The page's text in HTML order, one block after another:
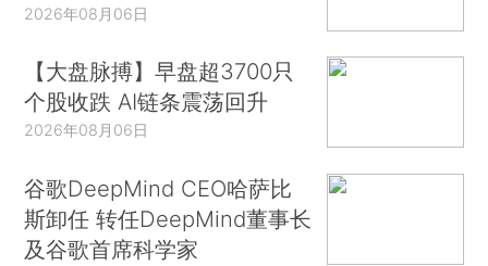
2026年08月06日
【大盘脉搏】早盘超3700只
个股收跌 AI链条震荡回升
2026年08月06日
谷歌DeepMind CEO哈萨比
斯卸任 转任DeepMind董事长
及谷歌首席科学家